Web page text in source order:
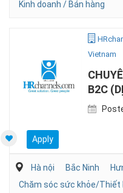
Kinh doanh / Bán hàng
Vietnam
B2C
Apply
Hà nội Bắc Ninh
Chăm sóc sức khỏe/Thiết